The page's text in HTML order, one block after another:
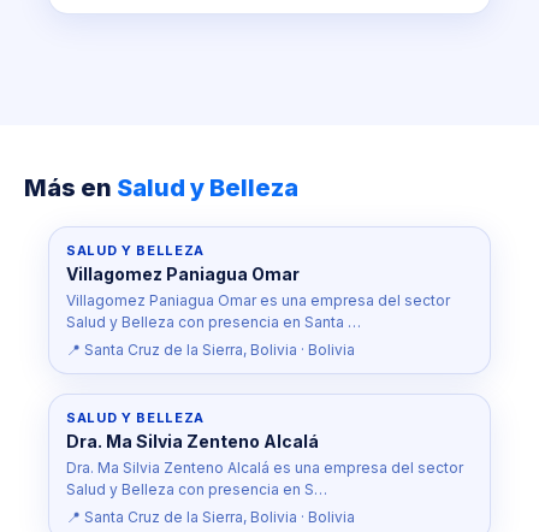
Más en Salud y Belleza
SALUD Y BELLEZA
Villagomez Paniagua Omar
Villagomez Paniagua Omar es una empresa del sector
Salud y Belleza con presencia en Santa …
📍 Santa Cruz de la Sierra, Bolivia · Bolivia
SALUD Y BELLEZA
Dra. Ma Silvia Zenteno Alcalá
Dra. Ma Silvia Zenteno Alcalá es una empresa del sector
Salud y Belleza con presencia en S…
📍 Santa Cruz de la Sierra, Bolivia · Bolivia